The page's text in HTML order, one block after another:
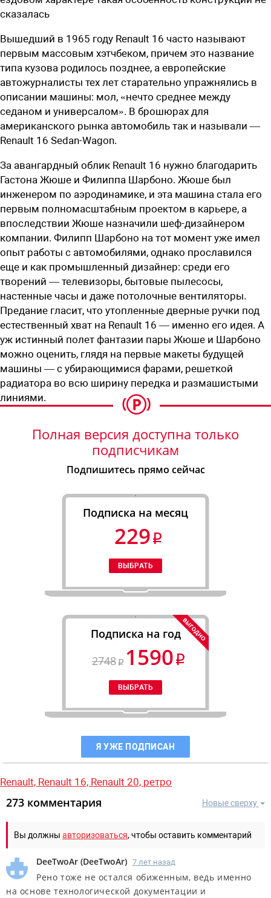
сказалась
Вышедший в 1965 году Renault 16 часто называют
первым массовым ­хэтчбеком, причем это название
типа кузова родилось позднее, а европейские
автожурналисты тех лет старательно упражнялись в
описании машины: мол, «нечто среднее между
седаном и универсалом». В брошюрах для
американского рынка автомобиль так и называли —
Renault 16 Sedan-Wagon.
За авангардный облик Renault 16 нужно благодарить
Гастона Жюше и Филиппа Шарбоно. Жюше был
инженером по аэродинамике, и эта машина стала его
первым полномасштабным проектом в карьере, а
впоследствии Жюше назначили шеф-дизайнером
компании. Филипп Шарбоно на тот момент уже имел
опыт работы с автомобилями, однако прославился
еще и как промышленный дизайнер: среди его
творений — телевизоры, бытовые пылесосы,
настенные часы и даже потолочные вентиляторы.
Предание гласит, что утопленные дверные ручки под
естественный хват на Renault 16 — именно его идея. А
уж истинный полет фантазии пары Жюше и Шарбоно
можно оценить, глядя на первые макеты будущей
машины — с убирающимися фарами, решеткой
радиатора во всю ширину передка и размашистыми
линиями.
Полная версия доступна только
подписчикам
Подпишитесь прямо сейчас
Подписка на месяц
229
Подписка на год
2748
1590
Я УЖЕ ПОДПИСАН
Renault, Renault 16, Renault 20, ретро
Новые сверху
273 комментария
Вы должны авторизоваться, чтобы оставить комментарий
DeeTwoAr (DeeTwoAr) 7 лет назад
Рено тоже не остался обиженным, ведь именно
на основе технологической документации и